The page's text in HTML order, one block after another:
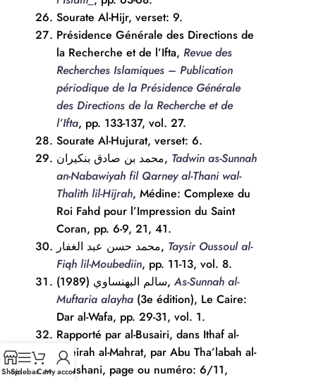
Sourate Al-Hijr, verset: 9.
Présidence Générale des Directions de
la Recherche et de l’Ifta, Revue des
Recherches Islamiques – Publication
périodique de la Présidence Générale
des Directions de la Recherche et de
l’Ifta, pp. 133-137, vol. 27.
Sourate Al-Hujurat, verset: 6.
محمد بن صادق بنكيران, Tadwin as-Sunnah
an-Nabawiyah fil Qarney al-Thani wal-
Thalith lil-Hijrah, Médine: Complexe du
Roi Fahd pour l’Impression du Saint
Coran, pp. 6-9, 21, 41.
محمد حسن عبد الغفار, Taysir Oussoul al-
Fiqh lil-Moubediin, pp. 11-13, vol. 8.
سالم البهنساوي (1989),As-Sunnah al-
Muftaria alayha (3e édition), Le Caire:
Dar al-Wafa, pp. 29-31, vol. 1.
Rapporté par al-Busairi, dans Ithaf al-
Kheirah al-Mahrat, par Abu Tha’labah al-
Khushani, page ou numéro: 6/11,
ShopSidebarCartMy account